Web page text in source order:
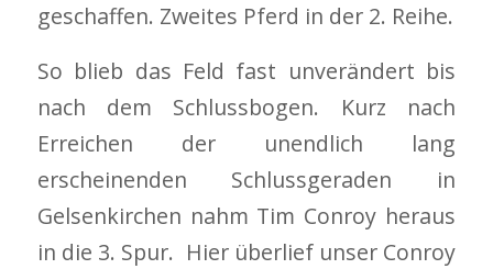
geschaffen. Zweites Pferd in der 2. Reihe.
So blieb das Feld fast unverändert bis
nach dem Schlussbogen. Kurz nach
Erreichen der unendlich lang
erscheinenden Schlussgeraden in
Gelsenkirchen nahm Tim Conroy heraus
in die 3. Spur. Hier überlief unser Conroy